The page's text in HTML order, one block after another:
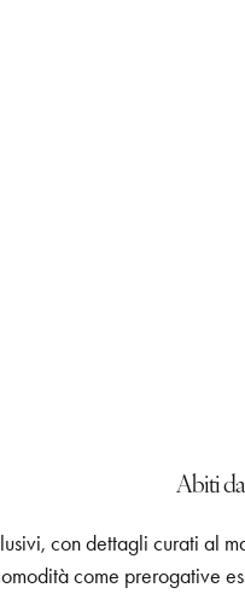
Abiti
con dettagli curati al
come prerogative